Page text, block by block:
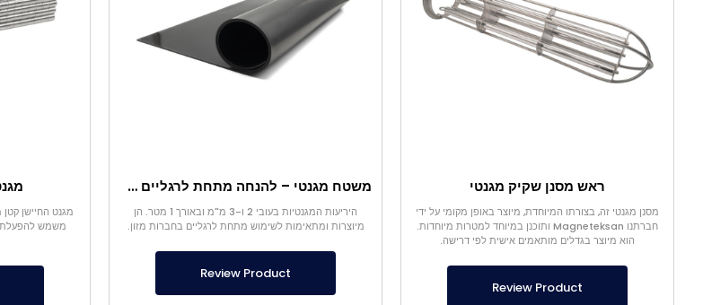
ראש מסנן שקיק מגנטי
מסנן מגנטי זה, בצורתו המיוחדת, מיוצר באופן מקומי על ידי
חברתנו Magneteksan ותוכנן במיוחד למטרות מיוחדות.
הוא מיוצר בגדלים מותאמים אישית לפי דרישה.
Review Product
משטח מגנטי – להנחה מתחת לרגליים – בטוח למזון
היריעות המגנטיות בעובי 2 ו-3 מ"מ ובאורך 1 מטר. הן
מיוצרות ומתאימות לשימוש מתחת לרגליים בחברות מזון.
Review Product
מגנט
משמש להפעלת